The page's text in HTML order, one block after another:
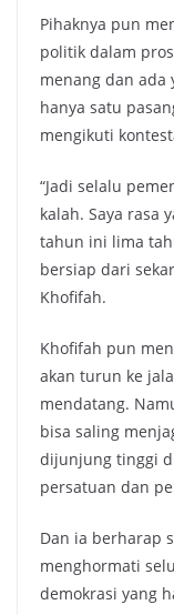
Pihaknya pun
politik dalam
menang dan ada
hanya satu
mengikuti
“Jadi selalu
kalah. Saya rasa
tahun ini lima
bersiap dari
Khofifah.
Khofifah pun
akan turun ke
mendatang.
bisa saling
dijunjung tinggi
persatuan dan
Dan ia berharap
menghormati
demokrasi yang